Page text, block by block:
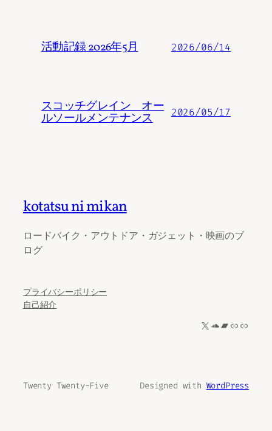
活動記録 2026年5月 2026/06/14
スコッチグレイン オー
ルソールメンテナンス 2026/05/17
kotatsu ni mikan
ロードバイク・アウトドア・ガジェット・映画のブ
ログ
プライバシーポリシー
自己紹介
X SoundCloud
Bandcamp
リンクリンク
Twenty Twenty-Five Designed with WordPress